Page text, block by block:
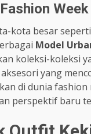
Week
kota besar
Model
koleksi-koleksi
yang
di dunia
perspektif baru